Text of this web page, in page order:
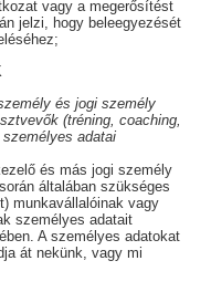
vagy a megerősítést
jelzi, hogy beleegyezését
és jogi személy
(tréning, coaching,
adatai
és más jogi személy
általában szükséges
munkavállalóinak vagy
személyes adatait
A személyes adatokat
át nekünk, vagy mi